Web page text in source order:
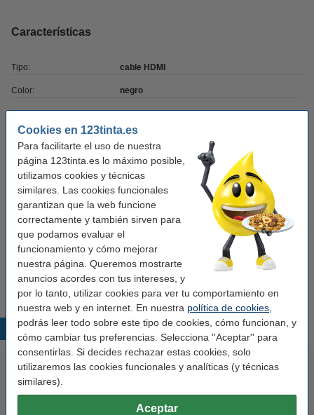
Cookies en 123tinta.es
Para facilitarte el uso de nuestra
página 123tinta.es lo máximo posible,
utilizamos cookies y técnicas
similares. Las cookies funcionales
garantizan que la web funcione
correctamente y también sirven para
que podamos evaluar el
funcionamiento y cómo mejorar
nuestra página. Queremos mostrarte
anuncios acordes con tus intereses, y
por lo tanto, utilizar cookies para ver tu comportamiento en
nuestra web y en internet. En nuestra política de cookies
podrás leer todo sobre este tipo de cookies, cómo funcionan, y
cómo cambiar tus preferencias. Selecciona ''Aceptar'' para
consentirlas. Si decides rechazar estas cookies, solo
utilizaremos las cookies funcionales y analíticas (y técnicas
similares).
Aceptar
Características
Tipo: cable HDMI
Color: negro
Marca: --
Material: plástico
Cantidad: 1
Productos recomendados
Kensington conector USB 2.0 (4 puertos)
25,50 €
Productos destacados